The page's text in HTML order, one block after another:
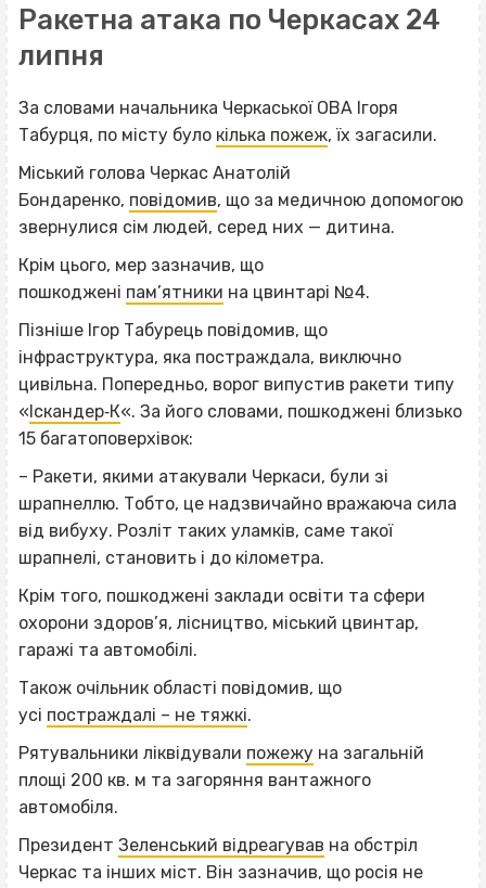
Ракетна атака по Черкасах 24
липня
За словами начальника Черкаської ОВА Ігоря
Табурця, по місту було кілька пожеж, їх загасили.
Міський голова Черкас Анатолій
Бондаренко, повідомив, що за медичною допомогою
звернулися сім людей, серед них — дитина.
Крім цього, мер зазначив, що
пошкоджені пам’ятники на цвинтарі №4.
Пізніше Ігор Табурець повідомив, що
інфраструктура, яка постраждала, виключно
цивільна. Попередньо, ворог випустив ракети типу
« Іскандер‐К«. За його словами, пошкоджені близько
15 багатоповерхівок:
– Ракети, якими атакували Черкаси, були зі
шрапнеллю. Тобто, це надзвичайно вражаюча сила
від вибуху. Розліт таких уламків, саме такої
шрапнелі, становить і до кілометра.
Крім того, пошкоджені заклади освіти та сфери
охорони здоров’я, лісництво, міський цвинтар,
гаражі та автомобілі.
Також очільник області повідомив, що
усі постраждалі – не тяжкі.
Рятувальники ліквідували пожежу на загальній
площі 200 кв. м та загоряння вантажного
автомобіля.
Президент Зеленський відреагував на обстріл
Черкас та інших міст. Він зазначив, що росія не